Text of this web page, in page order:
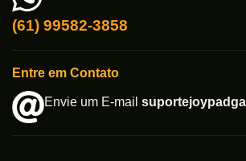
(61) 99582-3858
Entre em Contato
Envie um E-mail